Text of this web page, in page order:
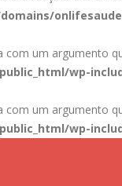
domains/
com um argumento
wp-
com um argumento
wp-